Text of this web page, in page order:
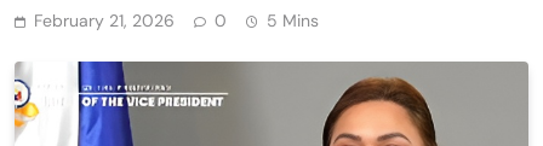
February 21, 2026 0 5 Mins